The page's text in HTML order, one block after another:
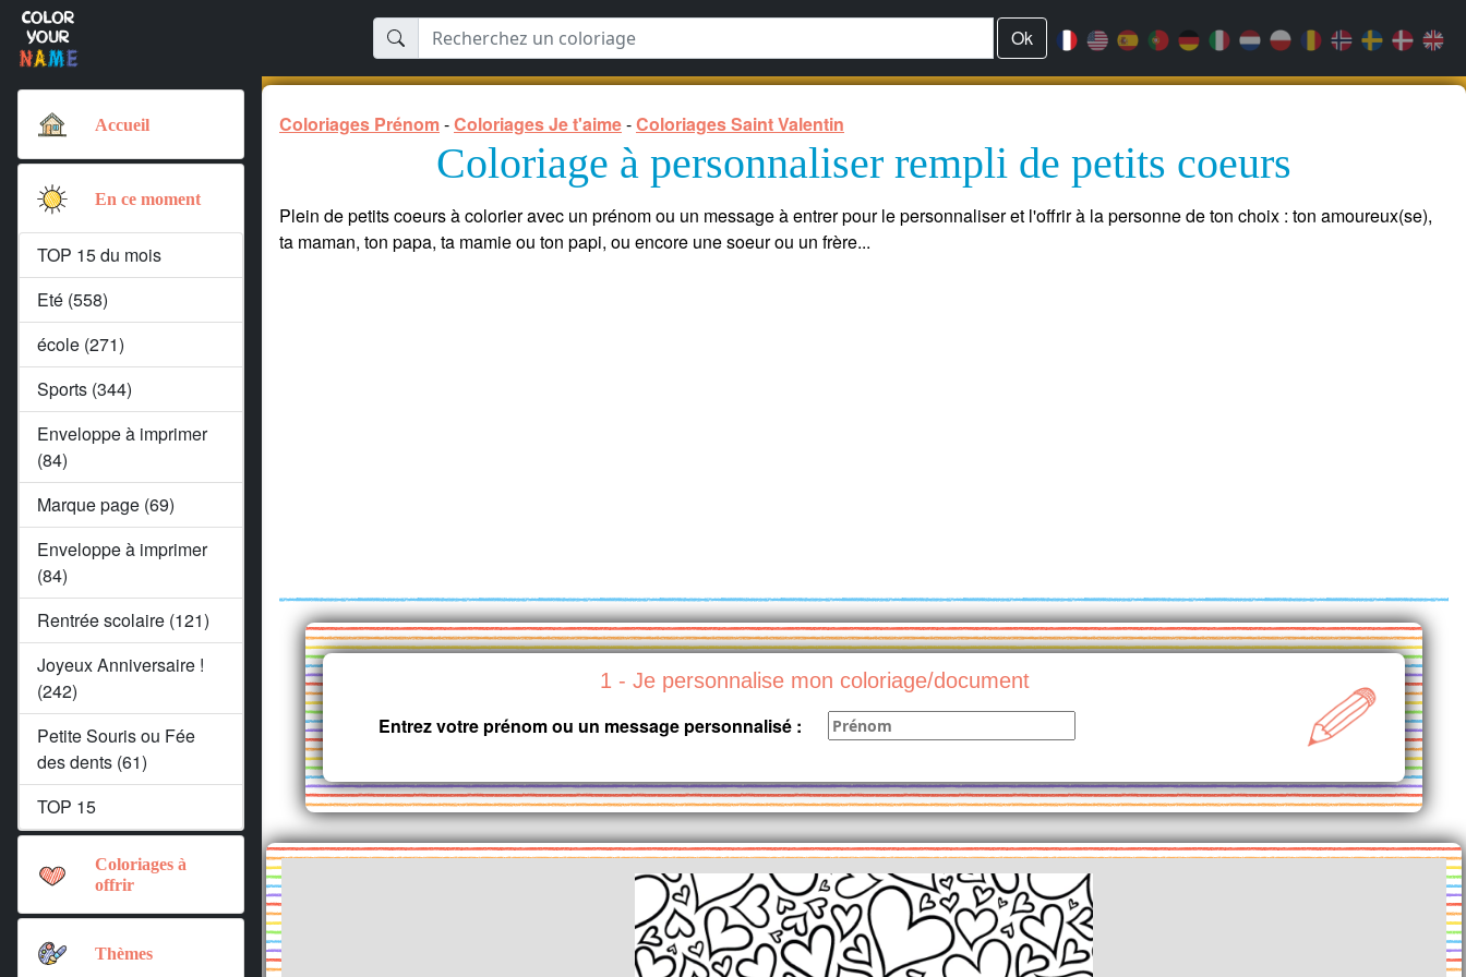
Accueil
En ce moment
TOP 15 du mois
Eté (558)
école (271)
Sports (344)
Enveloppe à imprimer
(84)
Marque page (69)
Enveloppe à imprimer
(84)
Rentrée scolaire (121)
Joyeux Anniversaire !
(242)
Petite Souris ou Fée
des dents (61)
TOP 15
Coloriages à
offrir
Thèmes
Ok
Coloriages Prénom-Coloriages Je t'aime-Coloriages Saint Valentin
Coloriage à personnaliser rempli de petits coeurs
Plein de petits coeurs à colorier avec un prénom ou un message à entrer pour le personnaliser et l'offrir à la personne de ton choix : ton amoureux(se),
ta maman, ton papa, ta mamie ou ton papi, ou encore une soeur ou un frère...
1 - Je personnalise mon coloriage/document
Entrez votre prénom ou un message personnalisé :